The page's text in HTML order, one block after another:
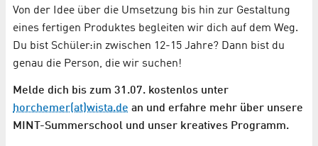
Von der Idee über die Umsetzung bis hin zur Gestaltung
eines fertigen Produktes begleiten wir dich auf dem Weg.
Du bist Schüler:in zwischen 12-15 Jahre? Dann bist du
genau die Person, die wir suchen!
Melde dich bis zum 31.07. kostenlos unter
horchemer(at)wista.de an und erfahre mehr über unsere
MINT-Summerschool und unser kreatives Programm.